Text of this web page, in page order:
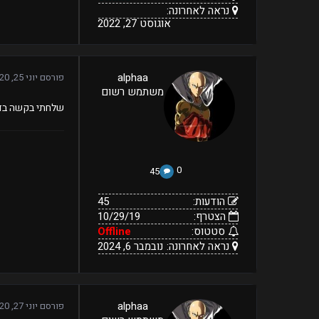
נראה לאחרונה:
אוגוסט 27, 2022
הודעות:
alphaa
משתמש רשום
0
45
הודעות:
45
הצטרף:
10/29/19
סטטוס:
Offline
נראה לאחרונה: נובמבר 6, 2024
פורסם יוני 25, 2020
שלחתי בקשה
הודעות:
alphaa
פורסם יוני 27, 2020